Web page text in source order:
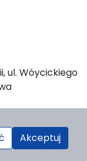
ul. Wóycickiego
5, domek
Akceptuj